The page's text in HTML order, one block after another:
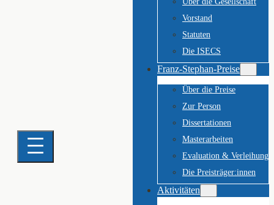
Vorstand
Statuten
Die ISECS
Franz-Stephan-Preise
Über die Preise
Zur Person
Dissertationen
Masterarbeiten
Evaluation & Verleihung
Die Preisträger:innen
Aktivitäten